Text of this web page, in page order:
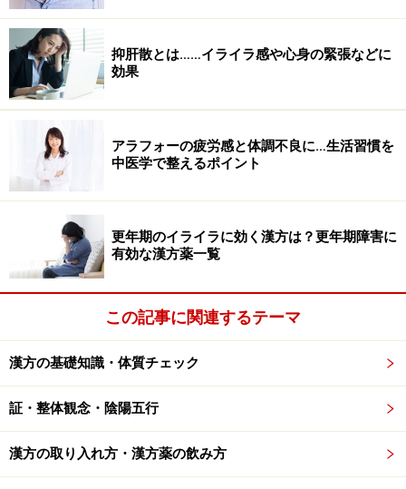
抑肝散とは……イライラ感や心身の緊張などに
効果
アラフォーの疲労感と体調不良に…生活習慣を
中医学で整えるポイント
更年期のイライラに効く漢方は？更年期障害に
有効な漢方薬一覧
この記事に関連するテーマ
漢方の基礎知識・体質チェック
証・整体観念・陰陽五行
漢方の取り入れ方・漢方薬の飲み方